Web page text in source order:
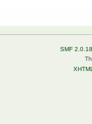
SMF 2.0.18